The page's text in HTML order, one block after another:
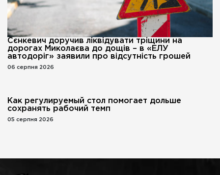
Сєнкевич доручив ліквідувати тріщини на
дорогах Миколаєва до дощів – в «ЕЛУ
автодоріг» заявили про відсутність грошей
06 серпня 2026
Как регулируемый стол помогает дольше
сохранять рабочий темп
05 серпня 2026